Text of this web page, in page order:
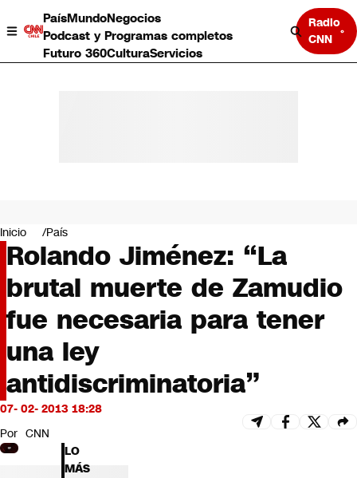
PaísMundoNegocios
Podcast y Programas completos
Futuro 360CulturaServicios
Radio
CNN
Negocios
Deportes
Programas completos
Cultura
Servicios
Bits
CNN tiempo
Futuro 360
Opinión
Inicio País
Rolando Jiménez: “La
brutal muerte de Zamudio
fue necesaria para tener
una ley
antidiscriminatoria”
07- 02- 2013 18:28
Por CNN
LO
MÁS